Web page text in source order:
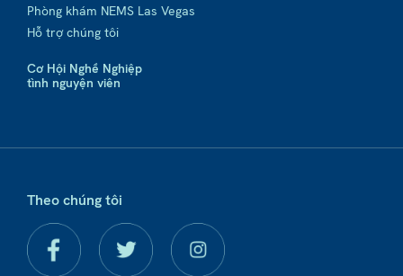
Phòng khám NEMS Las Vegas
Hỗ trợ chúng tôi
Cơ Hội Nghề Nghiệp
tình nguyện viên
Theo chúng tôi